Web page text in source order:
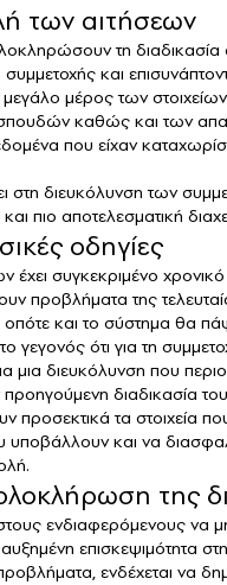
των αιτήσεων
τη διαδικασία
και
μέρος των
σπουδών καθώς και των
που είχαν
στη διευκόλυνση των
πιο αποτελεσματική
οδηγίες
συγκεκριμένο
προβλήματα της
οπότε και το σύστημα θα
γεγονός ότι για τη
μια διευκόλυνση που
διαδικασία
προσεκτικά τα στοιχεία
υποβάλλουν και να
της
ενδιαφερόμενους να
επισκεψιμότητα
ενδέχεται να